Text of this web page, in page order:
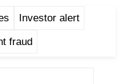
Investor alert
fraud